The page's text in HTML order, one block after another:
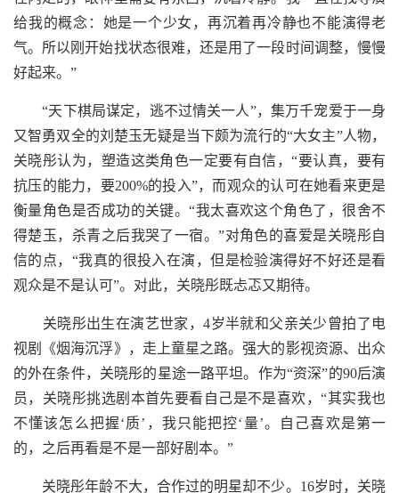
给我的概念：她是一个少女，再沉着再冷静也不能演得老
气。所以刚开始找状态很难，还是用了一段时间调整，慢慢
好起来。”
“天下棋局谋定，逃不过情关一人”，集万千宠爱于一身
又智勇双全的刘楚玉无疑是当下颇为流行的“大女主”人物，
关晓彤认为，塑造这类角色一定要有自信，“要认真，要有
抗压的能力，要200%的投入”，而观众的认可在她看来更是
衡量角色是否成功的关键。“我太喜欢这个角色了，很舍不
得楚玉，杀青之后我哭了一宿。”对角色的喜爱是关晓彤自
信的点，“我真的很投入在演，但是检验演得好不好还是看
观众是不是认可”。对此，关晓彤既忐忑又期待。
关晓彤出生在演艺世家，4岁半就和父亲关少曾拍了电
视剧《烟海沉浮》，走上童星之路。强大的影视资源、出众
的外在条件，关晓彤的星途一路平坦。作为“资深”的90后演
员，关晓彤挑选剧本首先要看自己是不是喜欢，“其实我也
不懂该怎么把握‘质’，我只能把控‘量’。自己喜欢是第一
的，之后再看是不是一部好剧本。”
关晓彤年龄不大，合作过的明星却不少。16岁时，关晓